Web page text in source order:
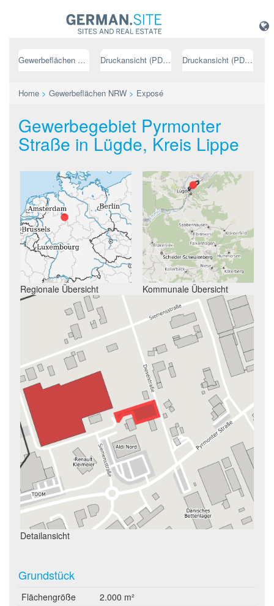
Gewerbeflächen NRW Druckansicht (PDF) // deutsch Druckansicht (PDF) // englisch
Home > Gewerbeflächen NRW > Exposé
Gewerbegebiet Pyrmonter
Straße in Lügde, Kreis Lippe
Regionale Übersicht Kommunale Übersicht
Detailansicht
Grundstück
Flächengröße
2.000 m²